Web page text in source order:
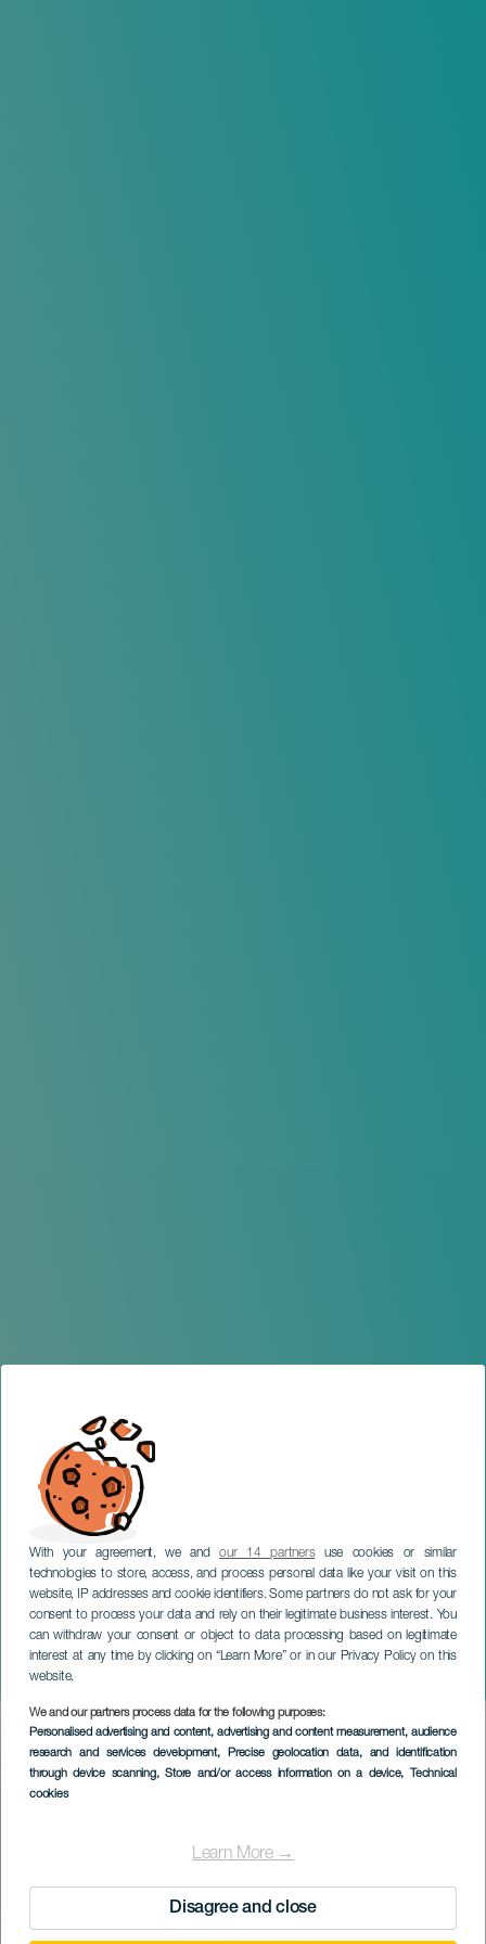
With your agreement, we andour 14 partnersuse cookies or similar
technologies to store, access, and process personal data like your visit on this
website, IP addresses and cookie identifiers. Some partners do not ask for your
consent to process your data and rely on their legitimate business interest. You
can withdraw your consent or object to data processing based on legitimate
interest at any time by clicking on “Learn More” or in our Privacy Policy on this
website.
We and our partners process data for the following purposes:
Personalised advertising and content, advertising and content measurement, audience
research and services development, Precise geolocation data, and identification
through device scanning, Store and/or access information on a device, Technical
cookies
Learn More →
Disagree and close
Fidel Galbán: Storie in
canto
TENERIFE
Imagen
Listado